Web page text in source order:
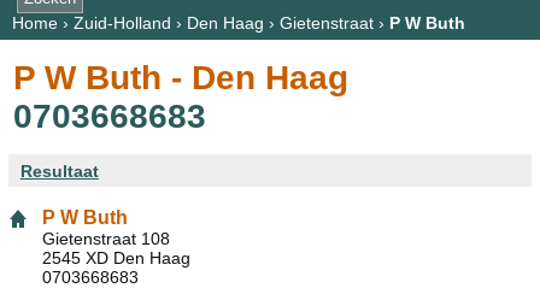
Home› Zuid-Holland › Den Haag › Gietenstraat› P W Buth
P W Buth - Den Haag
0703668683
Resultaat
P W Buth
Gietenstraat 108
2545 XD Den Haag
0703668683